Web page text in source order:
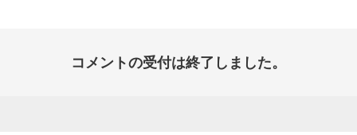
コメントの受付は終了しました。